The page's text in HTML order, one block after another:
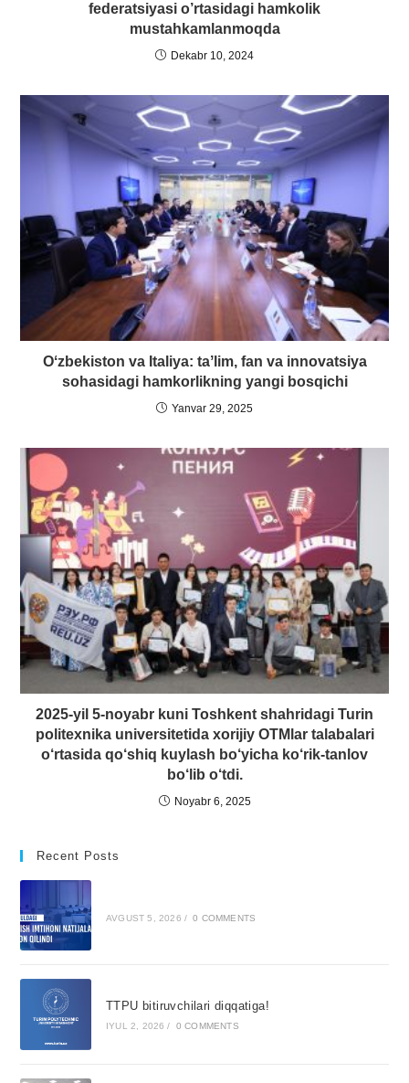
federatsiyasi o’rtasidagi hamkolik
mustahkamlanmoqda
Dekabr 10, 2024
Oʻzbekiston va Italiya: taʼlim, fan va innovatsiya
sohasidagi hamkorlikning yangi bosqichi
Yanvar 29, 2025
2025-yil 5-noyabr kuni Toshkent shahridagi Turin
politexnika universitetida xorijiy OTMlar talabalari
o‘rtasida qo‘shiq kuylash bo‘yicha ko‘rik-tanlov
bo‘lib o‘tdi.
Noyabr 6, 2025
Recent Posts
AVGUST 5, 2026 / 0 COMMENTS
TTPU bitiruvchilari diqqatiga!
IYUL 2, 2026 / 0 COMMENTS